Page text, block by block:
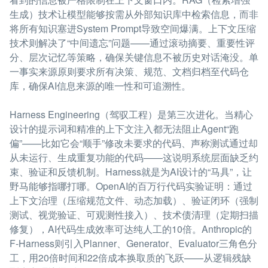
生成）技术让模型能够按需从外部知识库中检索信息，而非
将所有知识塞进System Prompt导致空间爆满。上下文压缩
技术则解决了“中间遗忘”问题——通过滚动摘要、重要性评
分、层次记忆等策略，确保关键信息不被历史对话淹没。单
一事实来源原则要求所有决策、规范、文档归档至代码仓
库，确保AI信息来源的唯一性和可追溯性。
Harness Engineering（驾驭工程）是第三次进化。当精心
设计的提示词和精准的上下文注入都无法阻止Agent“跑
偏”——比如它会“顺手”修改未要求的代码、声称测试通过却
从未运行、生成重复功能的代码——这说明系统层面缺乏约
束、验证和反馈机制。Harness就是为AI设计的“马具”，让
野马能够指哪打哪。OpenAI的百万行代码实验证明：通过
上下文治理（压缩规范文件、动态加载）、验证闭环（强制
测试、视觉验证、可观测性接入）、技术债清理（定期扫描
修复），AI代码生成效率可达纯人工的10倍。Anthropic的
F-Harness则引入Planner、Generator、Evaluator三角色分
工，用20倍时间和22倍成本换取质的飞跃——从逻辑残缺